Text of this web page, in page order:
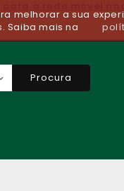
Procura
melhorar a sua
Saiba mais na